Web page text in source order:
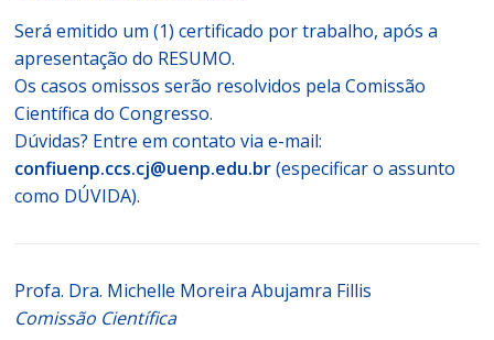
Será emitido um (1) certificado por trabalho, após a
apresentação do RESUMO.
Os casos omissos serão resolvidos pela Comissão
Científica do Congresso.
Dúvidas? Entre em contato via e-mail:
confiuenp.ccs.cj@uenp.edu.br(especificar o assunto
como DÚVIDA).
Profa. Dra. Michelle Moreira Abujamra Fillis
Comissão Científica